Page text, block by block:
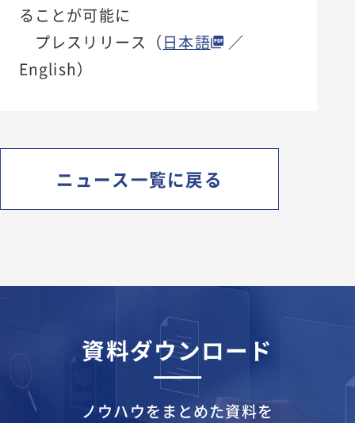
ることが可能に
プレスリリース（日本語
／
English）
ニュース一覧に戻る
資料ダウンロード
ノウハウをまとめた資料を